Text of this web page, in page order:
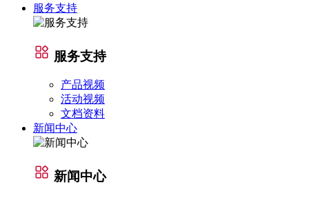
服务支持
服务支持
产品视频
活动视频
文档资料
新闻中心
新闻中心